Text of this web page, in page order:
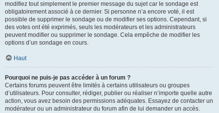
modifiez tout simplement le premier message du sujet car le sondage est
obligatoirement associé à ce dernier. Si personne n’a encore voté, il est
possible de supprimer le sondage ou de modifier ses options. Cependant, si
des votes ont été exprimés, seuls les modérateurs et les administrateurs
peuvent modifier ou supprimer le sondage. Cela empêche de modifier les
options d’un sondage en cours.
Haut
Pourquoi ne puis-je pas accéder à un forum ?
Certains forums peuvent être limités à certains utilisateurs ou groupes
d’utilisateurs. Pour consulter, rédiger, publier ou réaliser n’importe quelle autre
action, vous avez besoin des permissions adéquates. Essayez de contacter un
modérateur ou un administrateur du forum afin de lui demander un accès.